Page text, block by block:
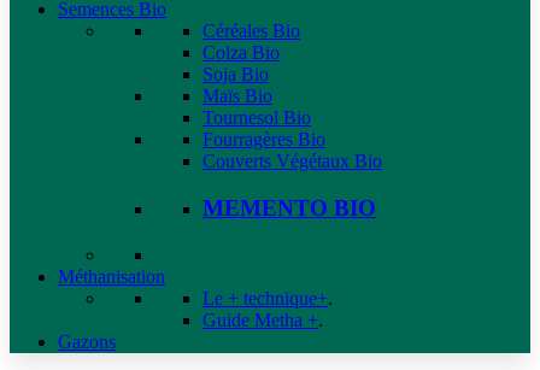
Semences Bio
Céréales Bio
Colza Bio
Soja Bio
Maïs Bio
Tournesol Bio
Fourragères Bio
Couverts Végétaux Bio
MEMENTO BIO
Méthanisation
Le + technique+.
Guide Metha +.
Gazons